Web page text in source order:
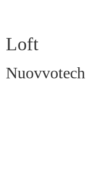
Loft
Nuovvotech